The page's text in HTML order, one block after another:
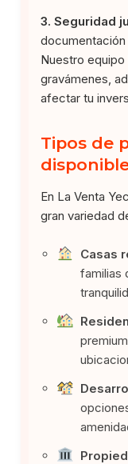
3. Seguridad
Nuestro
gravámenes,
afectar tu
Tipos de
En La Venta
gran variedad
Casas
familias